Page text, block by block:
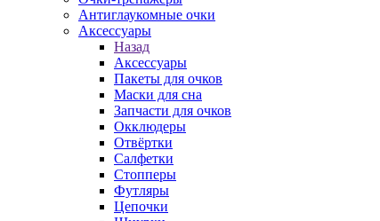
Антиглаукомные очки
Аксессуары
Назад
Аксессуары
Пакеты для очков
Маски для сна
Запчасти для очков
Окклюдеры
Отвёртки
Салфетки
Стопперы
Футляры
Цепочки